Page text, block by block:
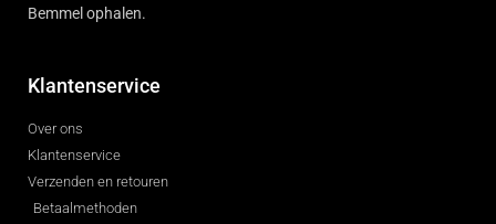
Bemmel ophalen.
Klantenservice
Over ons
Klantenservice
Verzenden en retouren
Betaalmethoden